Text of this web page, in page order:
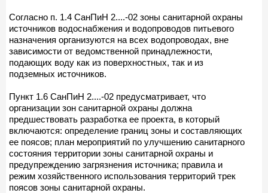
Согласно п. 1.4 СанПиН 2....-02 зоны санитарной охраны
источников водоснабжения и водопроводов питьевого
назначения организуются на всех водопроводах, вне
зависимости от ведомственной принадлежности,
подающих воду как из поверхностных, так и из
подземных источников.
Пункт 1.6 СанПиН 2....-02 предусматривает, что
организации зон санитарной охраны должна
предшествовать разработка ее проекта, в который
включаются: определение границ зоны и составляющих
ее поясов; план мероприятий по улучшению санитарного
состояния территории зоны санитарной охраны и
предупреждению загрязнения источника; правила и
режим хозяйственного использования территорий трек
поясов зоны санитарной охраны.